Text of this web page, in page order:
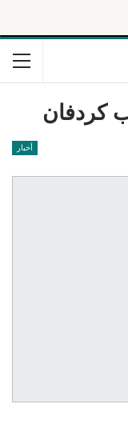
كردفان
أخبار